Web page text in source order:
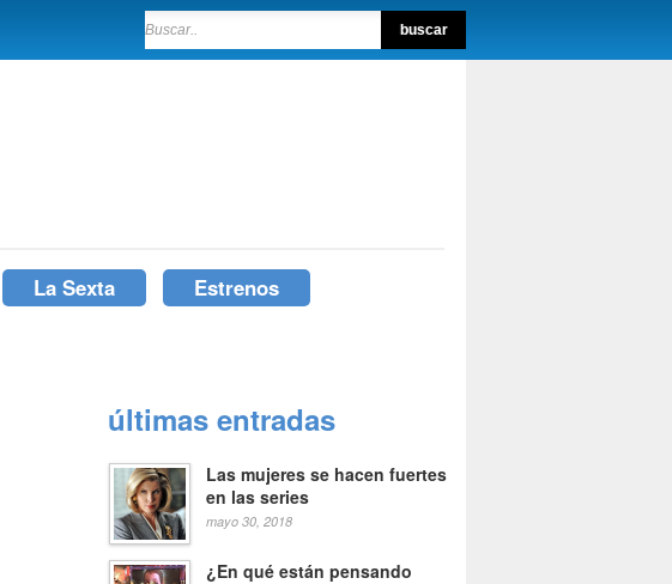
La Sexta Estrenos
últimas entradas
Las mujeres se hacen fuertes
en las series
mayo 30, 2018
¿En qué están pensando